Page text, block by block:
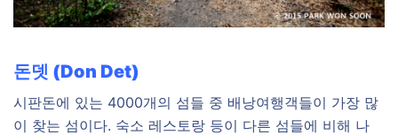
돈뎃 (Don Det)
시판돈에 있는 4000개의 섬들 중 배낭여행객들이 가장 많
이 찾는 섬이다. 숙소 레스토랑 등이 다른 섬들에 비해 나